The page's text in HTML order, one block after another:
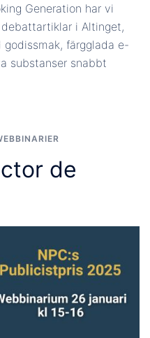
Generation har vi
i Altinget,
färgglada e-
substanser snabbt
de